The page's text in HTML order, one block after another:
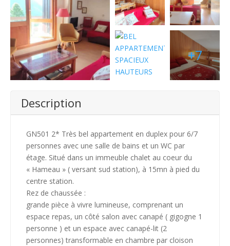
+7
Description
GN501 2* Très bel appartement en duplex pour 6/7
personnes avec une salle de bains et un WC par
étage. Situé dans un immeuble chalet au coeur du
« Hameau » ( versant sud station), à 15mn à pied du
centre station.
Rez de chaussée :
grande pièce à vivre lumineuse, comprenant un
espace repas, un côté salon avec canapé ( gigogne 1
personne ) et un espace avec canapé-lit (2
personnes) transformable en chambre par cloison